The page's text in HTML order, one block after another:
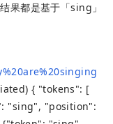
果都是基于「sing」
{ "tokens": [
"sing", "position":